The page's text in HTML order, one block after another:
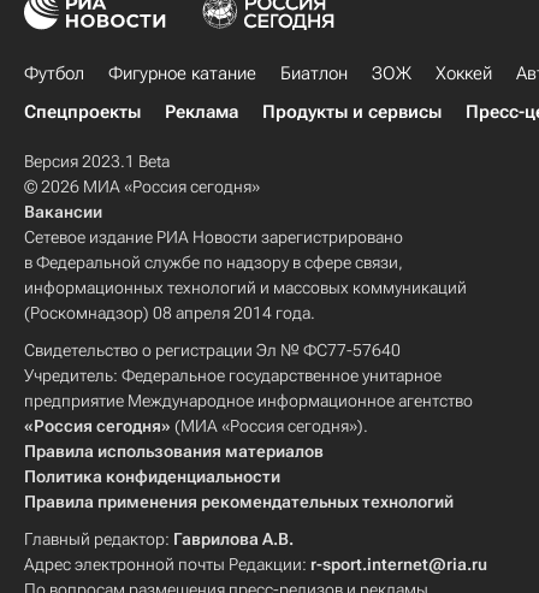
Футбол Фигурное катание Биатлон ЗОЖ Хоккей
Спецпроекты
Реклама Продукты и сервисы Пресс-
Версия 2023.1 Beta
© 2026 МИА «Россия сегодня»
Вакансии
Сетевое издание РИА Новости зарегистрировано
в Федеральной службе по надзору в сфере связи,
информационных технологий и массовых коммуникаций
(Роскомнадзор) 08 апреля 2014 года.
Свидетельство о регистрации Эл № ФС77-57640
Учредитель: Федеральное государственное унитарное
предприятие Международное информационное агентство
«Россия сегодня» (МИА «Россия сегодня»).
Правила использования материалов
Политика конфиденциальности
Правила применения рекомендательных технологий
Главный редактор: Гаврилова А.В.
Адрес электронной почты Редакции: r-sport.internet@ria.ru